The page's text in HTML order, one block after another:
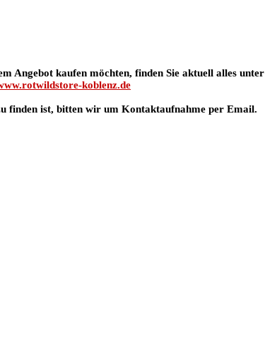
Angebot kaufen möchten, finden Sie aktuell alles unter
koblenz.de
finden ist, bitten wir um Kontaktaufnahme per Email.